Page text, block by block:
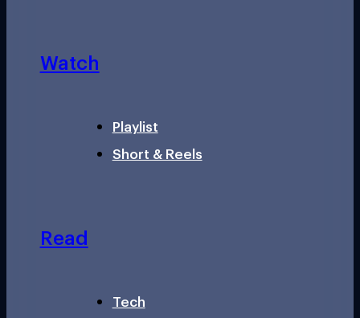
Watch
Playlist
Short & Reels
Read
Tech